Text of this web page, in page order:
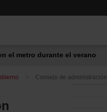
el metro durante el verano
Consejo de administración